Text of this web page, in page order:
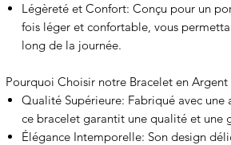
Légèreté et Confort: Conçu pour un
fois léger et confortable, vous
long de la journée.
Pourquoi Choisir notre Bracelet en Argent
Qualité Supérieure: Fabriqué avec
ce bracelet garantit une qualité et une
Élégance Intemporelle: Son design